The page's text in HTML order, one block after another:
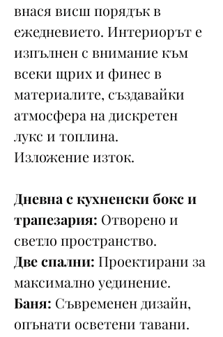
внася висш порядък в
ежедневието. Интериорът е
изпълнен с внимание към
всеки щрих и финес в
материалите, създавайки
атмосфера на дискретен
лукс и топлина.
Изложение изток.
Дневна с кухненски бокс и
трапезария: Отворено и
светло пространство.
Две спални: Проектирани за
максимално уединение.
Баня: Съвременен дизайн,
опънати осветени тавани.